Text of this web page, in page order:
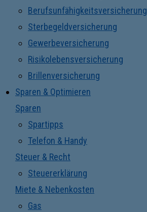
Berufsunfähigkeitsversicherung
Sterbegeldversicherung
Gewerbeversicherung
Risikolebensversicherung
Brillenversicherung
Sparen & Optimieren
Sparen
Spartipps
Telefon & Handy
Steuer & Recht
Steuererklärung
Miete & Nebenkosten
Gas